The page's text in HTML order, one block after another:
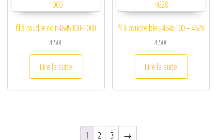
fil à coudre noir 4645100-1000
4,50€
Lire la suite
fil à coudre bleu 4645100 – 4628
4,50€
Lire la suite
1 2 3 →